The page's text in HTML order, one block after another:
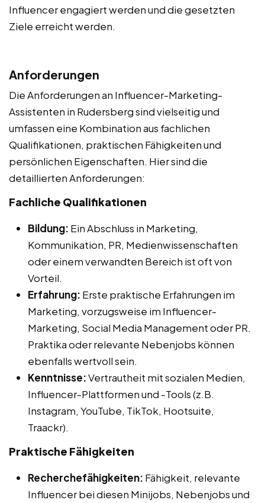
Influencer engagiert werden und die gesetzten
Ziele erreicht werden.
Anforderungen
Die Anforderungen an Influencer-Marketing-
Assistenten in Rudersberg sind vielseitig und
umfassen eine Kombination aus fachlichen
Qualifikationen, praktischen Fähigkeiten und
persönlichen Eigenschaften. Hier sind die
detaillierten Anforderungen:
Fachliche Qualifikationen
Bildung: Ein Abschluss in Marketing,
Kommunikation, PR, Medienwissenschaften
oder einem verwandten Bereich ist oft von
Vorteil.
Erfahrung: Erste praktische Erfahrungen im
Marketing, vorzugsweise im Influencer-
Marketing, Social Media Management oder PR.
Praktika oder relevante Nebenjobs können
ebenfalls wertvoll sein.
Kenntnisse:Vertrautheit mit sozialen Medien,
Influencer-Plattformen und -Tools (z.B.
Instagram, YouTube, TikTok, Hootsuite,
Traackr).
Praktische Fähigkeiten
Recherchefähigkeiten: Fähigkeit, relevante
Influencer bei diesen Minijobs, Nebenjobs und